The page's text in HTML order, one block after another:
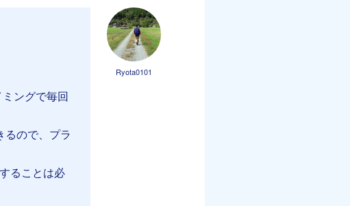
Ryota0101
ングで毎回
るので、プラ
ることは必